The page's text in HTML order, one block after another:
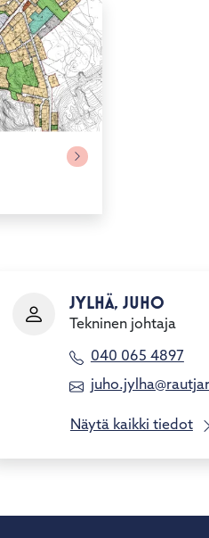
JYLHÄ, JUHO
Tekninen johtaja
040 065 4897
Näytä kaikki tiedot